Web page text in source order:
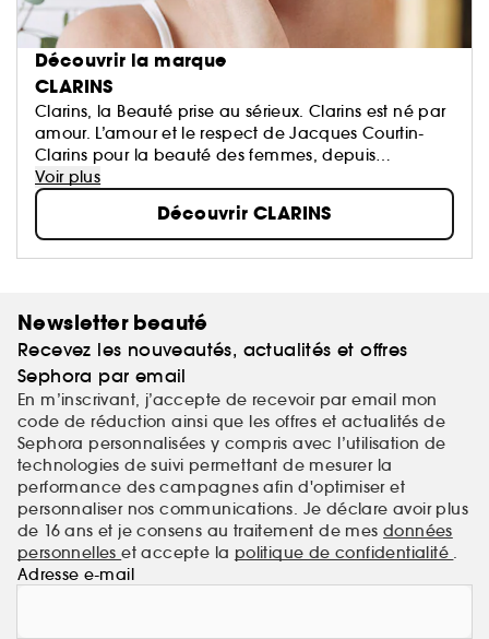
Découvrir la marque
CLARINS
Clarins, la Beauté prise au sérieux. Clarins est né par
amour. L’amour et le respect de Jacques Courtin-
Clarins pour la beauté des femmes, depuis
l'ouverture du premier Institut Clarins à Paris en 1954.
N°1 Européen des soins de beauté haut de
Voir plus
Découvrir CLARINS
Newsletter beauté
Recevez les nouveautés, actualités et offres
Sephora par email
En m’inscrivant, j’accepte de recevoir par email mon
code de réduction ainsi que les offres et actualités de
Sephora personnalisées y compris avec l’utilisation de
technologies de suivi permettant de mesurer la
performance des campagnes afin d'optimiser et
personnaliser nos communications. Je déclare avoir plus
de 16 ans et je consens au traitement de mes données
personnelleset accepte la politique de confidentialité .
Adresse e-mail